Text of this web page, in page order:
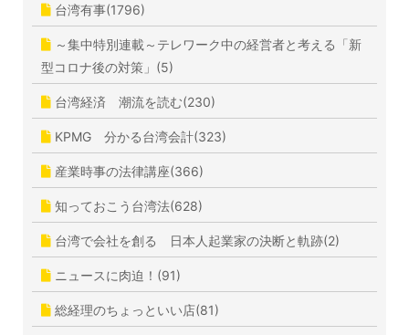
台湾有事(1796)
～集中特別連載～テレワーク中の経営者と考える「新
型コロナ後の対策」(5)
台湾経済 潮流を読む(230)
KPMG 分かる台湾会計(323)
産業時事の法律講座(366)
知っておこう台湾法(628)
台湾で会社を創る 日本人起業家の決断と軌跡(2)
ニュースに肉迫！(91)
総経理のちょっといい店(81)